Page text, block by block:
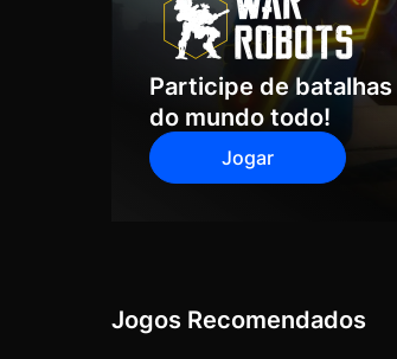
Participe de
do mundo todo!
Jogar
Jogos Recomendados